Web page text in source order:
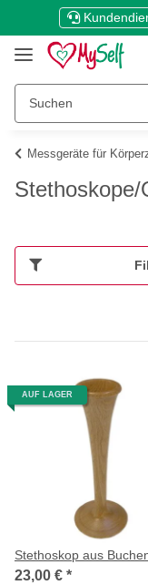
Messgeräte für
Stethoskope/
AUF LAGER
Stethoskop aus
23,00 € *